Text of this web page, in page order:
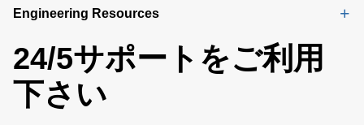
Engineering Resources
24/5サポートをご利用
下さい